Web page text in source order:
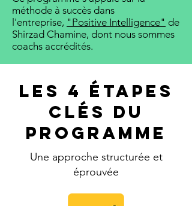
méthode à succès dans
l'entreprise, "Positive Intelligence" de
Shirzad Chamine, dont nous sommes
coachs accrédités.
Les 4 Étapes
Clés du
Programme
Une approche structurée et
éprouvée